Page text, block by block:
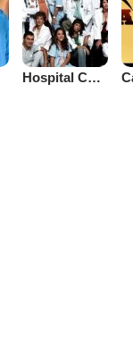
Hospital Central